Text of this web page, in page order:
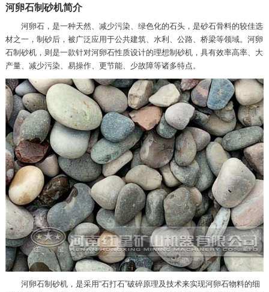
河卵石制砂机简介
河卵石，是一种天然、减少污染、绿色化的石头，是砂石骨料的较佳选
材之一，制砂后，被广泛应用于公共建筑、水利、公路、桥梁等领域。河卵
石制砂机，则是一款针对河卵石性质设计的理想制砂机，具有效率高率、大
产量、减少污染、易操作、更节能、少故障等诸多特点。
河卵石制砂机，是采用“石打石”破碎原理及技术来实现河卵石物料的细